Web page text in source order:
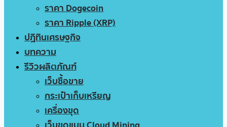
ราคา Dogecoin
ราคา Ripple (XRP)
ปฏิทินเศรษฐกิจ
บทความ
รีวิวผลิตภัณฑ์
เว็บซื้อขาย
กระเป๋าเก็บเหรียญ
เครื่องขุด